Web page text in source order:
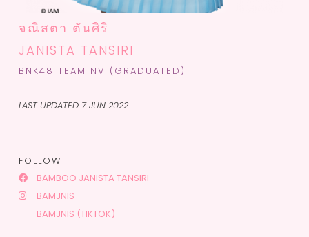
จณิสตา ตันศิริ
JANISTA TANSIRI
BNK48 TEAM NV (GRADUATED)
LAST UPDATED 7 JUN 2022
FOLLOW
BAMBOO JANISTA TANSIRI
BAMJNIS
BAMJNIS (TIKTOK)